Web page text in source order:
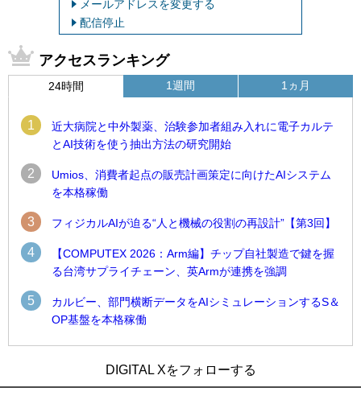
メールアドレスを変更する
配信停止
アクセスランキング
24時間
1
近大病院と中外製薬、治験参加者組み入れに電子カルテ
とAI技術を使う抽出方法の研究開始
2
Umios、消費者起点の販売計画策定に向けたAIシステム
を本格稼働
3 フィジカルAIが迫る“人と機械の役割の再設計”【第3回】
4
【COMPUTEX 2026：Arm編】チップ自社製造で鍵を握
る台湾サプライチェーン、英Armが連携を強調
5
カルビー、部門横断データをAIシミュレーションするS＆
OP基盤を本格稼働
1週間 1ヵ月
合基盤を本格稼働DIGITAL Xをフォローする